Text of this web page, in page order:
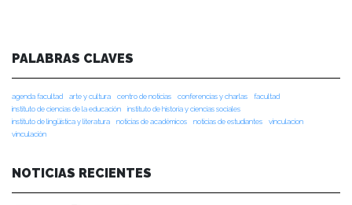
PALABRAS CLAVES
agenda facultad arte y cultura centro de noticias conferencias y charlas
facultad
instituto de ciencias de la educación
instituto de historia y ciencias sociales
instituto de lingüística y literatura
noticias de académicos noticias de estudiantes
vinculacion
vinculación
NOTICIAS RECIENTES